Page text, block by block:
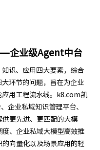
企业级Agent中台
识、应用四大要素，综合
环节的问题，旨在为企业
用工程流水线。k8.com凯
企业私域知识管理平台、
更先进、更匹配的大模
、企业私域大模型高效推
向量化以及场景应用的轻